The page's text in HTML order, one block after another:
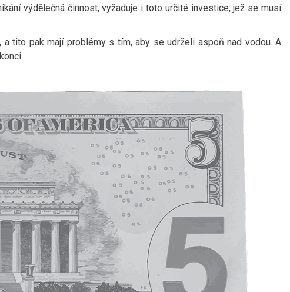
výdělečná činnost, vyžaduje i toto určité investice, jež se musí
tito pak mají problémy s tím, aby se udrželi aspoň nad vodou. A